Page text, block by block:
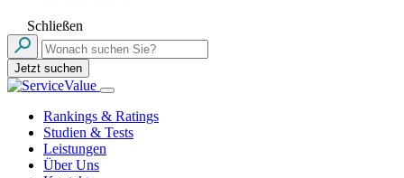
Schließen
Jetzt suchen
Rankings & Ratings
Studien & Tests
Leistungen
Über Uns